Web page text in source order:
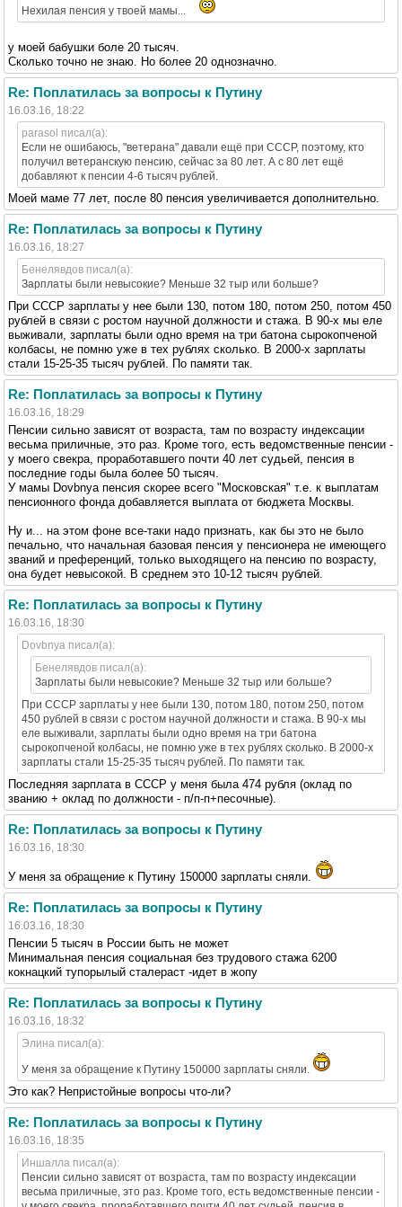
Нехилая пенсия у твоей мамы...
у моей бабушки боле 20 тысяч.
Сколько точно не знаю. Но более 20 однозначно.
Re: Поплатилась за вопросы к Путину
16.03.16, 18:22
parasol писал(а):
Если не ошибаюсь, "ветерана" давали ещё при СССР, поэтому, кто
получил ветеранскую пенсию, сейчас за 80 лет. А с 80 лет ещё
добавляют к пенсии 4-6 тысяч рублей.
Моей маме 77 лет, после 80 пенсия увеличивается дополнительно.
Re: Поплатилась за вопросы к Путину
16.03.16, 18:27
Бенелявдов писал(а):
Зарплаты были невысокие? Меньше 32 тыр или больше?
При СССР зарплаты у нее были 130, потом 180, потом 250, потом 450
рублей в связи с ростом научной должности и стажа. В 90-х мы еле
выживали, зарплаты были одно время на три батона сырокопченой
колбасы, не помню уже в тех рублях сколько. В 2000-х зарплаты
стали 15-25-35 тысяч рублей. По памяти так.
Re: Поплатилась за вопросы к Путину
16.03.16, 18:29
Пенсии сильно зависят от возраста, там по возрасту индексации
весьма приличные, это раз. Кроме того, есть ведомственные пенсии -
у моего свекра, проработавшего почти 40 лет судьей, пенсия в
последние годы была более 50 тысяч.
У мамы Dovbnya пенсия скорее всего "Московская" т.е. к выплатам
пенсионного фонда добавляется выплата от бюджета Москвы.
Ну и... на этом фоне все-таки надо признать, как бы это не было
печально, что начальная базовая пенсия у пенсионера не имеющего
званий и преференций, только выходящего на пенсию по возрасту,
она будет невысокой. В среднем это 10-12 тысяч рублей.
Re: Поплатилась за вопросы к Путину
16.03.16, 18:30
Dovbnya писал(а):
Бенелявдов писал(а):
Зарплаты были невысокие? Меньше 32 тыр или больше?
При СССР зарплаты у нее были 130, потом 180, потом 250, потом
450 рублей в связи с ростом научной должности и стажа. В 90-х мы
еле выживали, зарплаты были одно время на три батона
сырокопченой колбасы, не помню уже в тех рублях сколько. В 2000-х
зарплаты стали 15-25-35 тысяч рублей. По памяти так.
Последняя зарплата в СССР у меня была 474 рубля (оклад по
званию + оклад по должности - п/п-п+песочные).
Re: Поплатилась за вопросы к Путину
16.03.16, 18:30
У меня за обращение к Путину 150000 зарплаты сняли.
Re: Поплатилась за вопросы к Путину
16.03.16, 18:30
Пенсии 5 тысяч в России быть не может
Минимальная пенсия социальная без трудового стажа 6200
кокнацкий тупорылый сталераст -идет в жопу
Re: Поплатилась за вопросы к Путину
16.03.16, 18:32
Элина писал(а):
У меня за обращение к Путину 150000 зарплаты сняли.
Это как? Непристойные вопросы что-ли?
Re: Поплатилась за вопросы к Путину
16.03.16, 18:35
Иншалла писал(а):
Пенсии сильно зависят от возраста, там по возрасту индексации
весьма приличные, это раз. Кроме того, есть ведомственные пенсии -